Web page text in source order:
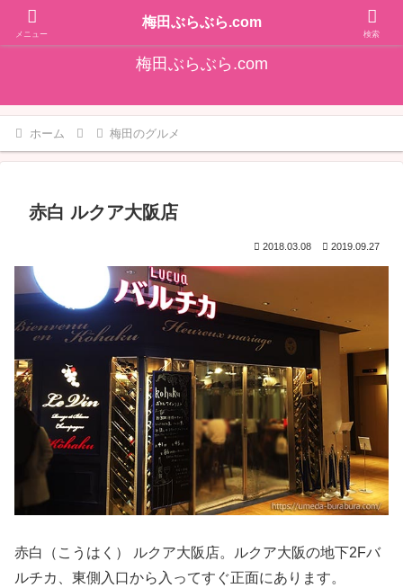
そうだ！梅田をぶらぶらしよ♪大阪梅田エリアの情報を発信しています!!
梅田ぶらぶら.com
ホーム 梅田のグルメ
赤白 ルクア大阪店
2018.03.08 2019.09.27
赤白（こうはく） ルクア大阪店。ルクア大阪の地下2Fバ
ルチカ、東側入口から入ってすぐ正面にあります。
メニュー
梅田ぶらぶら.com
検索